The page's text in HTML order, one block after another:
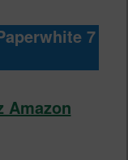
7
Amazon